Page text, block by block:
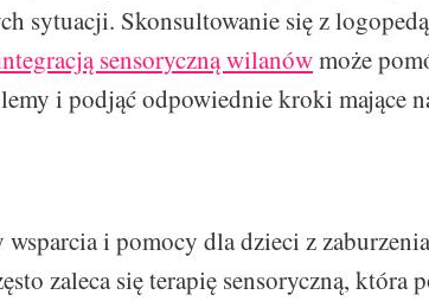
sytuacji. Skonsultowanie się z
sensoryczną wilanówmoże
i podjąć odpowiednie kroki mające
wsparcia i pomocy dla dzieci z
zaleca się terapię sensoryczną, która